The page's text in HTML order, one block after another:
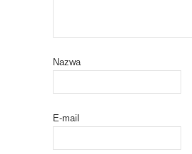
Nazwa
E-mail